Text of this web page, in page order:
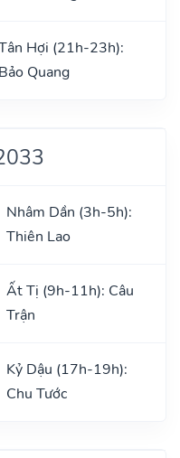
Hợi (21h-23h):
Bảo Quang
Nhâm Dần (3h-5h):
Thiên Lao
Ất Tị (9h-11h): Câu
Trận
Kỷ Dậu (17h-19h):
Chu Tước